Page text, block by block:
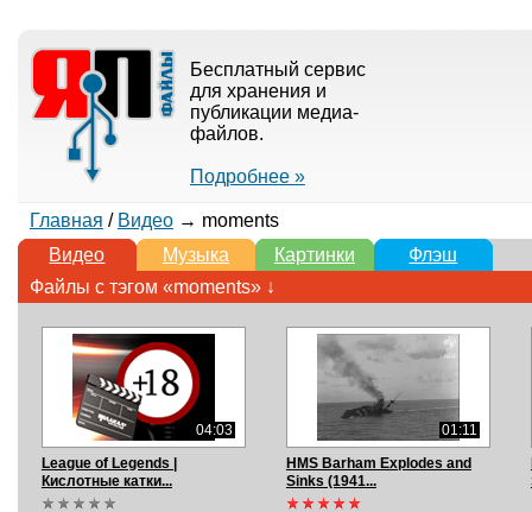
Бесплатный сервис
для хранения и
публикации медиа-
файлов.
Подробнее »
Главная / Видео→ moments
Видео
Музыка Картинки
Флэш
Файлы с тэгом «moments» ↓
04:03
League of Legends |
Кислотные катки...
01:11
HMS Barham Explodes and
Sinks (1941...